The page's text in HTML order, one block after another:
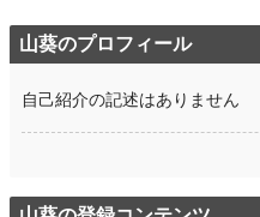
週間ポイント 1,148 pt (8,177 位)
月間ポイント 4,064 pt (9,852 位)
年間ポイント 83,291 pt (6,976 位)
山葵のプロフィール
自己紹介の記述はありません